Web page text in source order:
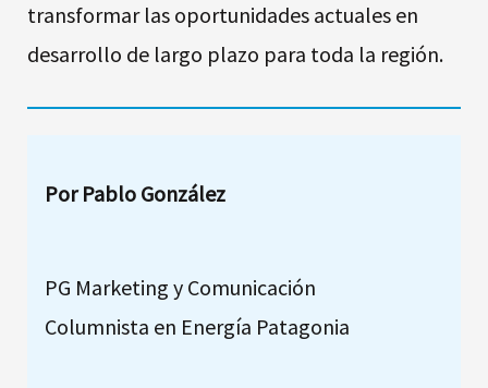
transformar las oportunidades actuales en
desarrollo de largo plazo para toda la región.
Por Pablo González
PG Marketing y Comunicación
Columnista en Energía Patagonia